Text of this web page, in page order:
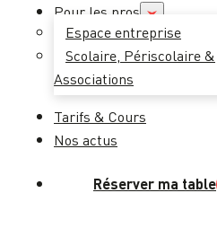
Pour les pros
Espace entreprise
Scolaire, Périscolaire &
Associations
Tarifs & Cours
Nos actus
Réserver ma table